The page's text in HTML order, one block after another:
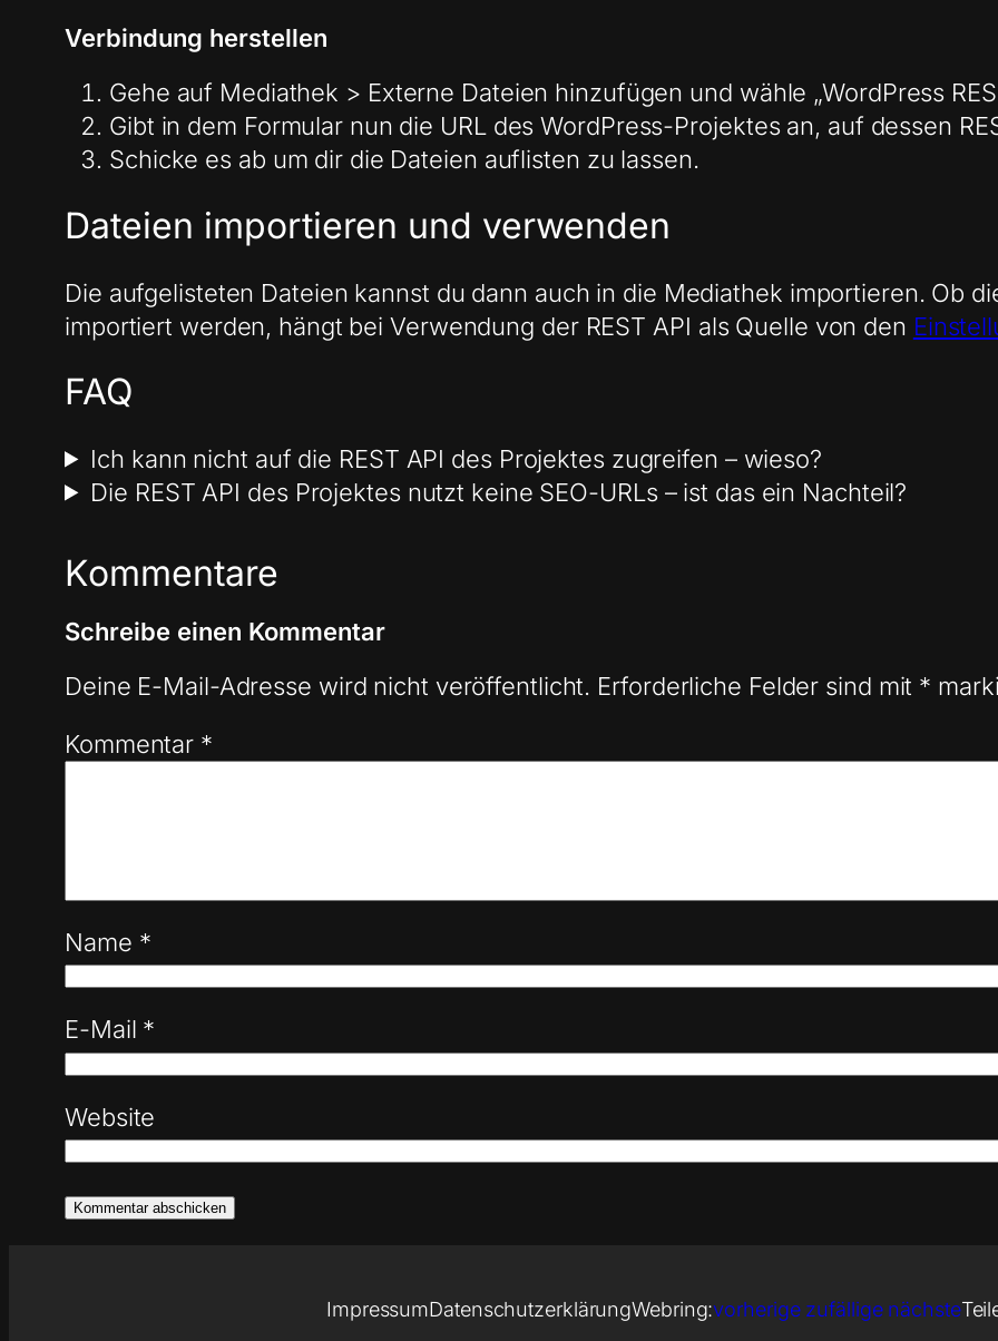
Verbindung herstellen
Gehe auf Mediathek > Externe Dateien hinzufügen und wähle „WordPress
Gibt in dem Formular nun die URL des WordPress-Projektes an, auf dessen
Schicke es ab um dir die Dateien auflisten zu lassen.
Dateien importieren und verwenden
Die aufgelisteten Dateien kannst du dann auch in die Mediathek importieren. Ob
importiert werden, hängt bei Verwendung der REST API als Quelle von den
FAQ
Ich kann nicht auf die REST API des Projektes zugreifen – wieso?
Die REST API des Projektes nutzt keine SEO-URLs – ist das ein Nachteil?
Kommentare
Schreibe einen Kommentar
Deine E-Mail-Adresse wird nicht veröffentlicht. Erforderliche Felder sind mit *
Kommentar *
Name *
E-Mail *
Website
ImpressumDatenschutzerklärungWebring:vorherige zufällige nächste